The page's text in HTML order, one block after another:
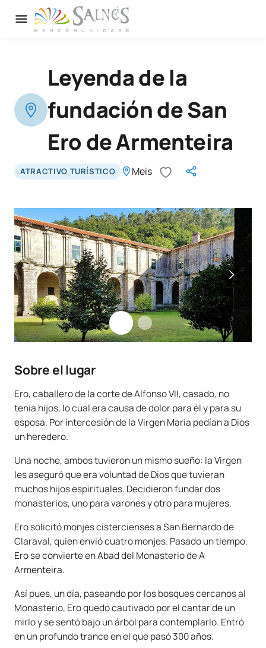
Leyenda de la
fundación de San
Ero de Armenteira
ATRACTIVO TURÍSTICO Meis
Sobre el lugar
Ero, caballero de la corte de Alfonso VII, casado, no
tenía hijos, lo cual era causa de dolor para él y para su
esposa. Por intercesión de la Virgen María pedían a Dios
un heredero.
Una noche, ambos tuvieron un mismo sueño: la Virgen
les aseguró que era voluntad de Dios que tuvieran
muchos hijos espirituales. Decidieron fundar dos
monasterios, uno para varones y otro para mujeres.
Ero solicitó monjes cistercienses a San Bernardo de
Claraval, quien envió cuatro monjes. Pasado un tiempo.
Ero se convierte en Abad del Monasterio de A
Armenteira.
Así pues, un día, paseando por los bosques cercanos al
Monasterio, Ero quedo cautivado por el cantar de un
mirlo y se sentó bajo un árbol para contemplarlo. Entró
en un profundo trance en el que pasó 300 años.